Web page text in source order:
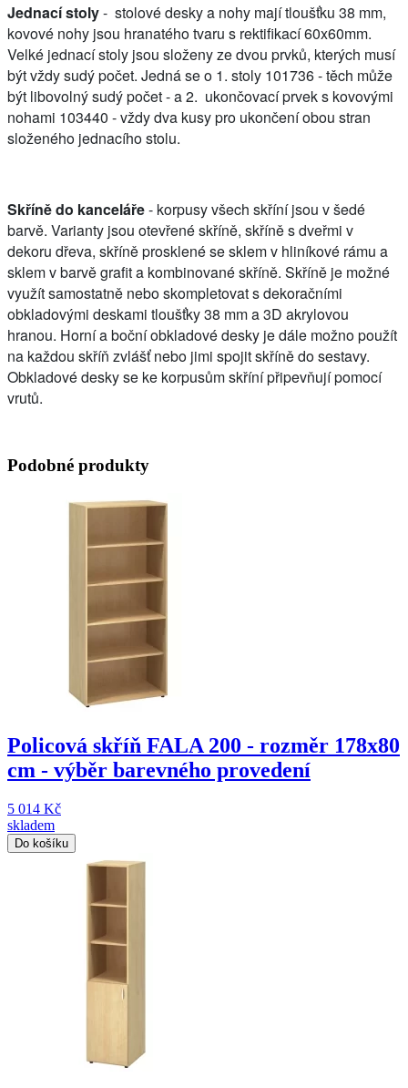
Jednací stoly- stolové desky a nohy mají tloušťku 38 mm,
kovové nohy jsou hranatého tvaru s rektifikací 60x60mm.
Velké jednací stoly jsou složeny ze dvou prvků, kterých musí
být vždy sudý počet. Jedná se o 1. stoly 101736 - těch může
být libovolný sudý počet - a 2. ukončovací prvek s kovovými
nohami 103440 - vždy dva kusy pro ukončení obou stran
složeného jednacího stolu.
Skříně do kanceláře- korpusy všech skříní jsou v šedé
barvě. Varianty jsou otevřené skříně, skříně s dveřmi v
dekoru dřeva, skříně prosklené se sklem v hliníkové rámu a
sklem v barvě grafit a kombinované skříně. Skříně je možné
využít samostatně nebo skompletovat s dekoračními
obkladovými deskami tloušťky 38 mm a 3D akrylovou
hranou. Horní a boční obkladové desky je dále možno použít
na každou skříň zvlášť nebo jimi spojit skříně do sestavy.
Obkladové desky se ke korpusům skříní připevňují pomocí
vrutů.
Podobné produkty
Policová skříň FALA 200 - rozměr 178x80
cm - výběr barevného provedení
5 014 Kč
skladem
Do košíku